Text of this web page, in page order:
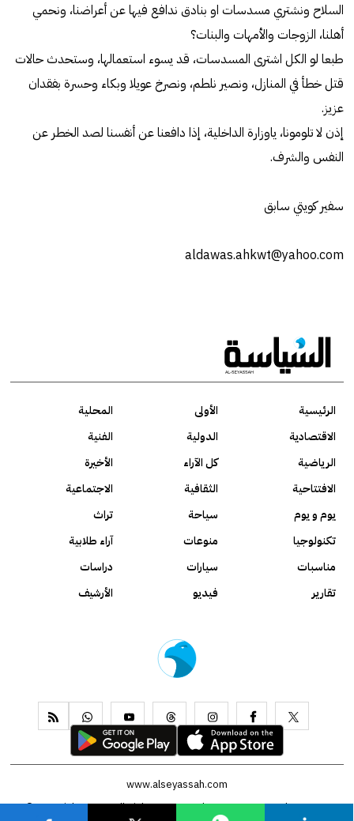
السلاح ونشتري مسدسات او بنادق ندافع فيها عن أعراضنا، ونحمي
أهلنا، الزوجات والأمهات والبنات؟
طبعا لو الكل اشترى المسدسات، قد يسوء استعمالها، وستحدث حالات
قتل خطأ في المنازل، ونصير نلطم، ونصرخ عويلا وبكاء وحسرة بفقدان
عزيز.
إذن لا تلومونا، ياوزارة الداخلية، إذا دافعنا عن أنفسنا لصد الخطر عن
النفس والشرف.
سفير كويتي سابق
aldawas.ahkwt@yahoo.com
الرئيسية الأولى
المحلية
الاقتصادية
الدولية
الفنية
الرياضية
كل الآراء
الأخيرة
الافتتاحية
الثقافية
الاجتماعية
يوم و يوم
سياحة
تراث
تكنولوجيا
منوعات
آراء طلابية
مناسبات
سيارات
دراسات
تقارير
فيديو الأرشيف
www.alseyassah.com
About us
Contact us
Copyright 2026, All Rights Reserved ©